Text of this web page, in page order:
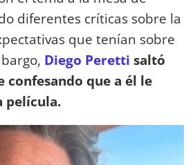
diferentes críticas sobre la
que tenían sobre
Diego Peretti saltó
que a él le
película.